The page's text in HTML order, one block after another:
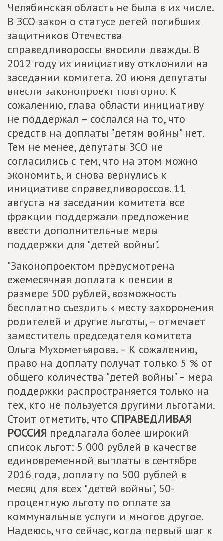
Челябинская область не была в их числе.
В ЗСО закон о статусе детей погибших
защитников Отечества
справедливороссы вносили дважды. В
2012 году их инициативу отклонили на
заседании комитета. 20 июня депутаты
внесли законопроект повторно. К
сожалению, глава области инициативу
не поддержал – сослался на то, что
средств на доплаты "детям войны" нет.
Тем не менее, депутаты ЗСО не
согласились с тем, что на этом можно
экономить, и снова вернулись к
инициативе справедливороссов. 11
августа на заседании комитета все
фракции поддержали предложение
ввести дополнительные меры
поддержки для "детей войны".
"Законопроектом предусмотрена
ежемесячная доплата к пенсии в
размере 500 рублей, возможность
бесплатно съездить к месту захоронения
родителей и другие льготы, – отмечает
заместитель председателя комитета
Ольга Мухометьярова. – К сожалению,
право на доплату получат только 5 % от
общего количества "детей войны" – мера
поддержки распространяется только на
тех, кто не пользуется другими льготами.
Стоит отметить, что СПРАВЕДЛИВАЯ
РОССИЯ предлагала более широкий
список льгот: 5 000 рублей в качестве
единовременной выплаты в сентябре
2016 года, доплату по 500 рублей в
месяц для всех "детей войны", 50-
процентную льготу по оплате за
коммунальные услуги и многое другое.
Надеюсь, что сейчас, когда первый шаг к